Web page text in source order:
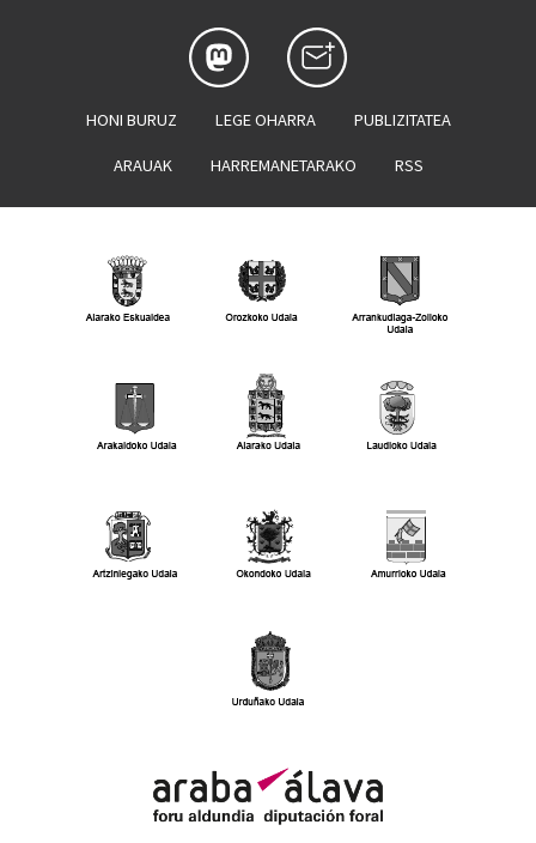
HONI BURUZ LEGE OHARRA PUBLIZITATEA
ARAUAK HARREMANETARAKO RSS